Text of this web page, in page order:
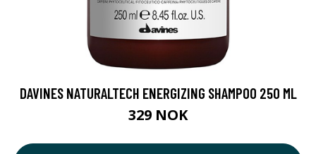
DAVINES NATURALTECH ENERGIZING SHAMPOO 250 ML
329 NOK